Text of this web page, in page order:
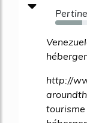
64%
http://
tourisme